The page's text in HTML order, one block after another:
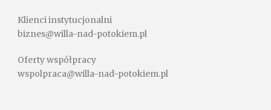
Klienci instytucjonalni
biznes@willa-nad-potokiem.pl
Oferty współpracy
wspolpraca@willa-nad-potokiem.pl